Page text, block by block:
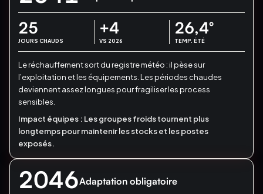
25
JOURS CHAUDS
+4
VS 2026
26,4°
TEMP. ÉTÉ
Le réchauffement sort du registre météo : il pèse sur
l’exploitation et les équipements. Les périodes chaudes
deviennent assez longues pour fragiliser les process
sensibles.
Impact équipes : Les groupes froids tournent plus
longtemps pour maintenir les stocks et les postes
exposés.
2046Adaptation obligatoire